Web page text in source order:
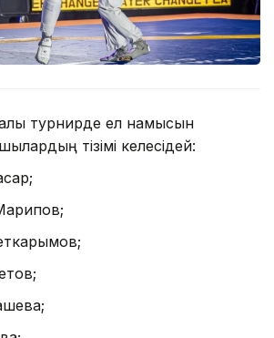
турнирде ел намысын
тізімі келесідей: